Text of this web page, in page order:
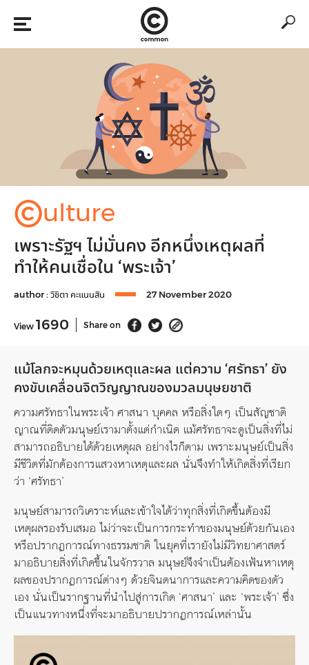
©ulture
เพราะรัฐฯ ไม่มั่นคง อีกหนึ่งเหตุผลที่
ทำให้คนเชื่อใน ‘พระเจ้า’
author :วิชิตา คะแนนสิน 27 November 2020
View 1690 Share on
แม้โลกจะหมุนด้วยเหตุและผล แต่ความ ‘ศรัทธา’ ยัง
คงขับเคลื่อนจิตวิญญาณของมวลมนุษยชาติ
ความศรัทธาในพระเจ้า ศาสนา บุคคล หรือสิ่งใดๆ เป็นสัญชาติ
ญาณที่ติดตัวมนุษย์เรามาตั้งแต่กำเนิด แม้ศรัทธาจะดูเป็นสิ่งที่ไม่
สามารถอธิบายได้ด้วยเหตุผล อย่างไรก็ตาม เพราะมนุษย์เป็นสิ่ง
มีชีวิตที่มักต้องการแสวงหาเหตุและผล นั่นจึงทำให้เกิดสิ่งที่เรียก
ว่า ‘ศรัทธา’
มนุษย์สามารถวิเคราะห์และเข้าใจได้ว่าทุกสิ่งที่เกิดขึ้นต้องมี
เหตุผลรองรับเสมอ ไม่ว่าจะเป็นการกระทำของมนุษย์ด้วยกันเอง
หรือปรากฏการณ์ทางธรรมชาติ ในยุคที่เรายังไม่มีวิทยาศาสตร์
มาอธิบายสิ่งที่เกิดขึ้นในจักรวาล มนุษย์จึงจำเป็นต้องเฟ้นหาเหตุ
ผลของปรากฏการณ์ต่างๆ ด้วยจินตนาการและความคิดของตัว
เอง นั่นเป็นรากฐานที่นำไปสู่การเกิด ‘ศาสนา’ และ ‘พระเจ้า’ ซึ่ง
เป็นแนวทางหนึ่งที่จะมาอธิบายปรากฏการณ์เหล่านั้น